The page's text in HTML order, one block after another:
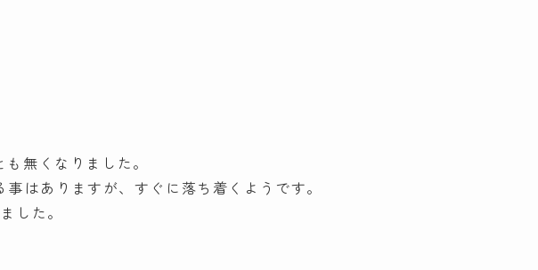
無くなりました。
はありますが、すぐに落ち着くようです。
した。